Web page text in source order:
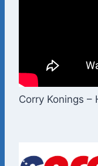
Corry Konings –